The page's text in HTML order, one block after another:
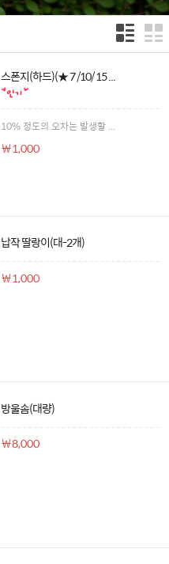
스폰지(하드)(★ 7 /10/ 15 ...
10% 정도의 오차는 발생할 ...
￦1,000
납작 딸랑이(대-2개)
￦1,000
방울솜(대량)
￦8,000